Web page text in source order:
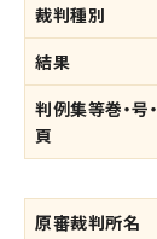
裁判種別
結果
判例集等巻・号・
頁
原審裁判所名